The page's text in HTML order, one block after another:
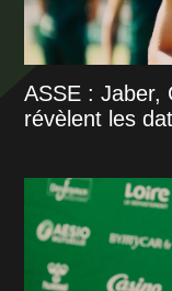
ASSE : Jaber,
révèlent les